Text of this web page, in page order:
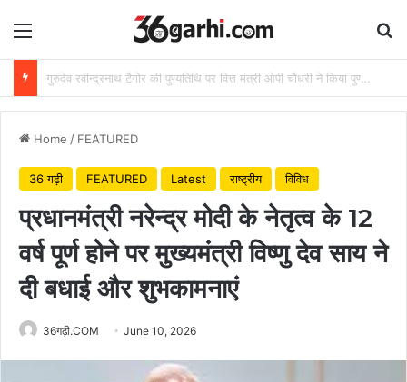
Menu
राष्ट्रीय हथकरघा दिवस पर वित्त मंत्री ओपी चौधरी ने बुनकरों को दी शुभकामनाएं
Home / FEATURED
36 गढ़ी FEATURED Latest राष्ट्रीय विविध
प्रधानमंत्री नरेन्द्र मोदी के नेतृत्व के 12
वर्ष पूर्ण होने पर मुख्यमंत्री विष्णु देव साय ने
दी बधाई और शुभकामनाएं
36गढ़ी.COM June 10, 2026